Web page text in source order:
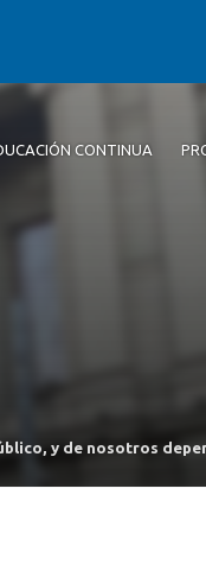
CONTINUA
y de nosotros